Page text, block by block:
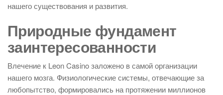
нашего существования и развития.
Природные фундамент
заинтересованности
Влечение к Leon Casino заложено в самой организации
нашего мозга. Физиологические системы, отвечающие за
любопытство, формировались на протяжении миллионов